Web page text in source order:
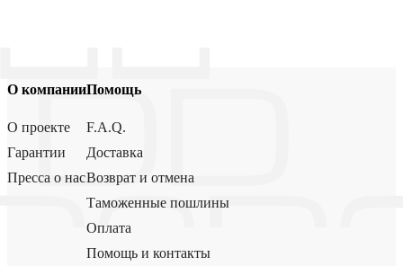
О компании
О проекте
Гарантии
Пресса о нас
Помощь
F.A.Q.
Доставка
Возврат и отмена
Таможенные пошлины
Оплата
Помощь и контакты